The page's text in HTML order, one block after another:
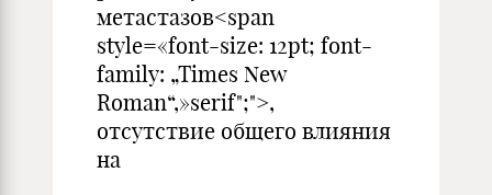
метастазов<span
style=«font-size: 12pt; font-
family: „Times New
Roman“,»serif";">,
отсутствие общего влияния
на